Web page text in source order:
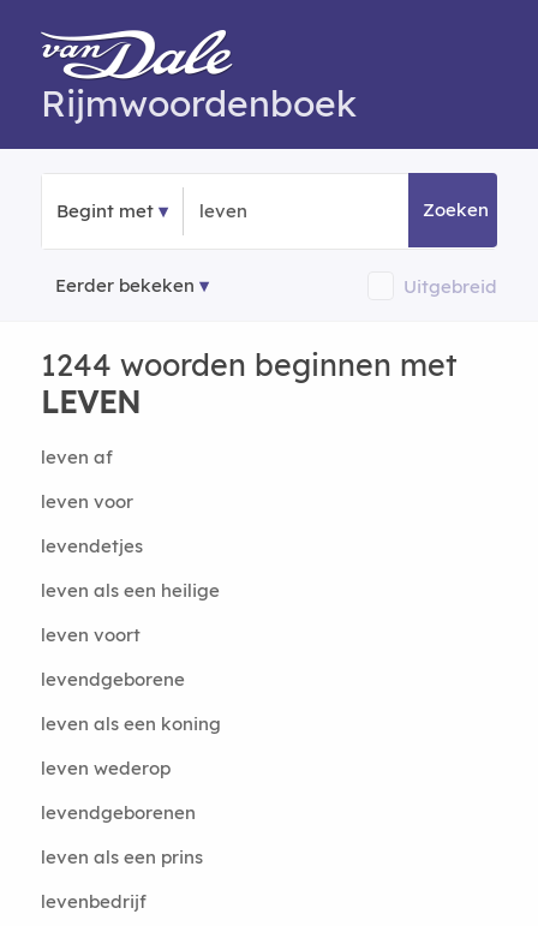
Rijmwoordenboek
Begint met Zoeken
Eerder bekeken Uitgebreid
1244 woorden beginnen met
LEVEN
leven af
leven voor
levendetjes
leven als een heilige
leven voort
levendgeborene
leven als een koning
leven wederop
levendgeborenen
leven als een prins
levenbedrijf